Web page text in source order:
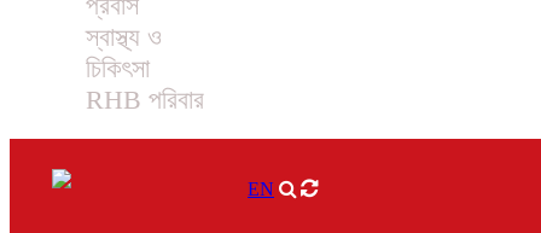
স্বাস্থ্য ও
চিকিৎসা
RHB পরিবার
EN